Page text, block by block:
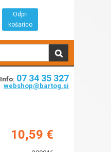
Odpri
košarico
Info: 07 34 35 327
webshop@bartog.si
10,59 €